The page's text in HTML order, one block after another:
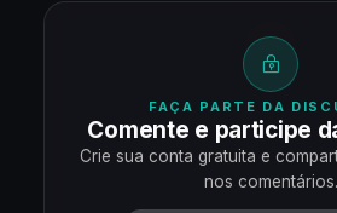
FAÇA PARTE DA
Comente e participe
Crie sua conta gratuita e
nos comentários.